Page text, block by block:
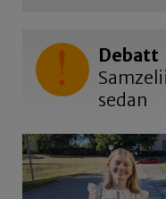
Debatt
sedan